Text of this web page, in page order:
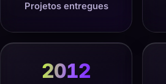
Projetos entregues
2012